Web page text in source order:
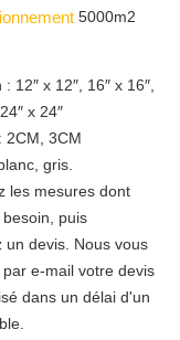
5000m2
12″ x 12″, 16″ x 16″,
x 24″
2CM, 3CM
gris.
les mesures dont
puis
un devis. Nous vous
e-mail votre devis
dans un délai d'un